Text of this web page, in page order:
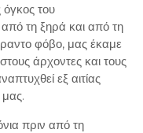
του
τη ξηρά και από τη
φόβο, μας έκαμε
άρχοντες και τους
εξ αιτίας
πριν από τη